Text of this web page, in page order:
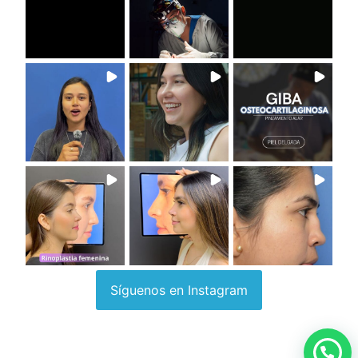
Síguenos en Instagram